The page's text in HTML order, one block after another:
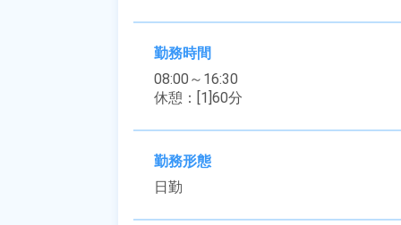
勤務時間
08:00～16:30
休憩：[1]60分
勤務形態
日勤